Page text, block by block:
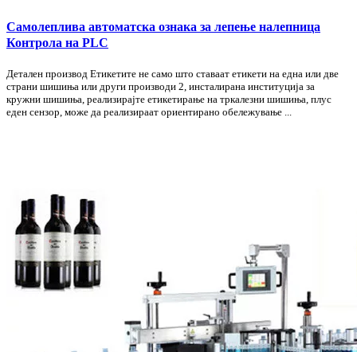
Самолеплива автоматска ознака за лепење налепница
Контрола на PLC
Детален производ Етикетите не само што ставаат етикети на една или две
страни шишиња или други производи 2, инсталирана институција за
кружни шишиња, реализирајте етикетирање на тркалезни шишиња, плус
еден сензор, може да реализираат ориентирано обележување ...